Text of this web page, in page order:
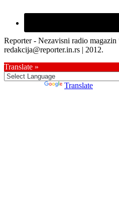
Reporter - Nezavisni radio
redakcija@reporter.in.rs | 2012.
Translate »
Translate